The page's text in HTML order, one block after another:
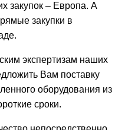
закупок – Европа. А
закупки в
экспертизам наших
Вам поставку
оборудования из
сроки.